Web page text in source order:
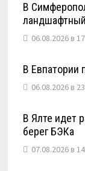
В
06.08.2026 в
В
06.08.2026 в
В Ялте идет
берег БЭКа
07.08.2026 в